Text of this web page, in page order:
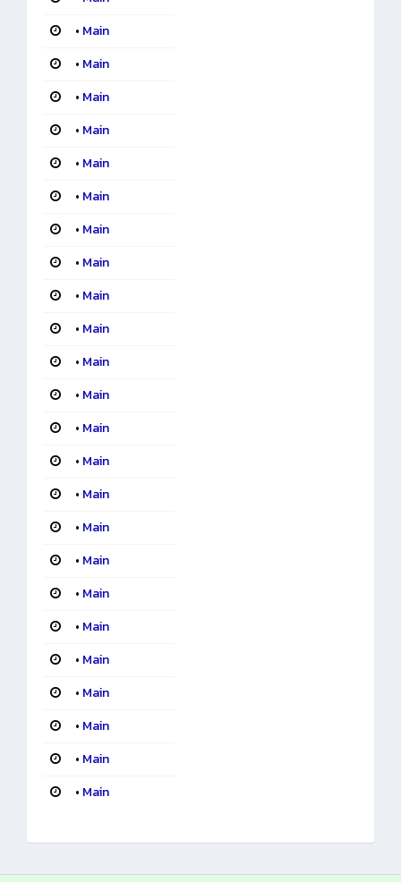
• Main
• Main
• Main
• Main
• Main
• Main
• Main
• Main
• Main
• Main
• Main
• Main
• Main
• Main
• Main
• Main
• Main
• Main
• Main
• Main
• Main
• Main
• Main
• Main